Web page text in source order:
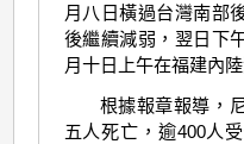
月八日橫過台灣南部
後繼續減弱，翌日下
月十日上午在福建內
根據報章報導，
五人死亡，逾400人